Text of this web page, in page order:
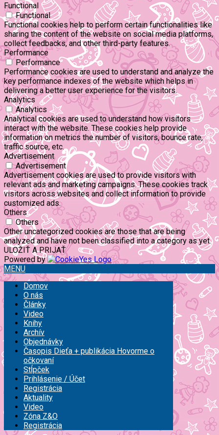
Functional
Functional
Functional cookies help to perform certain functionalities like
sharing the content of the website on social media platforms,
collect feedbacks, and other third-party features.
Performance
Performance
Performance cookies are used to understand and analyze the
key performance indexes of the website which helps in
delivering a better user experience for the visitors.
Analytics
Analytics
Analytical cookies are used to understand how visitors
interact with the website. These cookies help provide
information on metrics the number of visitors, bounce rate,
traffic source, etc.
Advertisement
Advertisement
Advertisement cookies are used to provide visitors with
relevant ads and marketing campaigns. These cookies track
visitors across websites and collect information to provide
customized ads.
Others
Others
Other uncategorized cookies are those that are being
analyzed and have not been classified into a category as yet.
ULOŽIŤ A PRIJAŤ
Powered by
MENU
Domov
O nás
Články
Video
Knihy
Archív
Objednávky
Časopis Dieťa + publikácia Hovorme o
očkovaní
Stĺpček
Prihlásenie / Účet
Registrácia
Aktuality
Video
Zóna Z&O
Registrácia